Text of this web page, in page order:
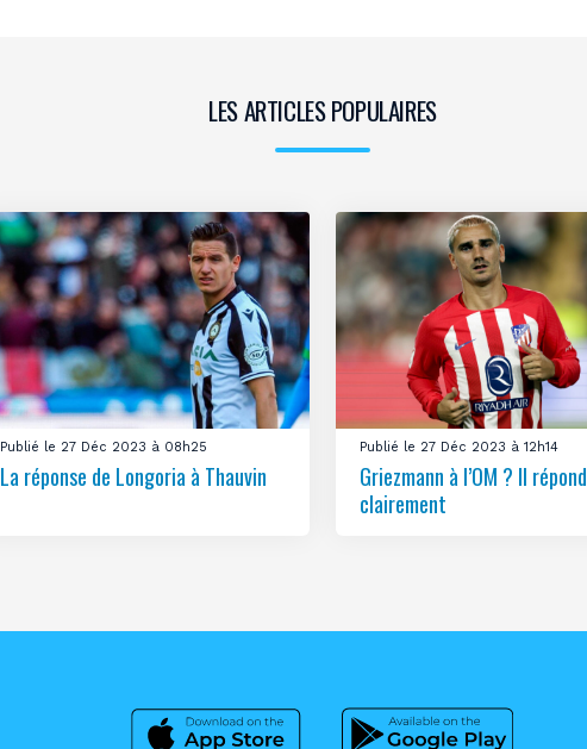
LES ARTICLES POPULAIRES
Publié le 27 Déc 2023 à 08h25
La réponse de Longoria à Thauvin
Publié le 27 Déc 2023 à 12h14
Griezmann à l’OM ? Il répond
clairement